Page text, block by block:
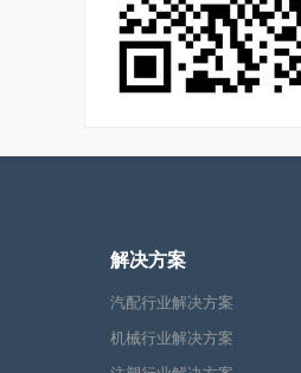
解决方案
汽配行业解决方案
机械行业解决方案